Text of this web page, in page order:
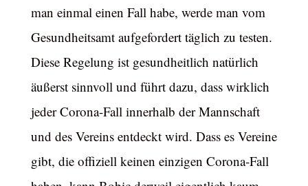
man einmal einen Fall habe, werde man vom
Gesundheitsamt aufgefordert täglich zu testen.
Diese Regelung ist gesundheitlich natürlich
äußerst sinnvoll und führt dazu, dass wirklich
jeder Corona-Fall innerhalb der Mannschaft
und des Vereins entdeckt wird. Dass es Vereine
gibt, die offiziell keinen einzigen Corona-Fall